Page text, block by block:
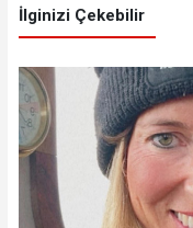
İlginizi Çekebilir